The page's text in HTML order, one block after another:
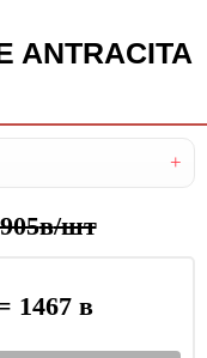
ANTRACITA
в/шт
1467 в